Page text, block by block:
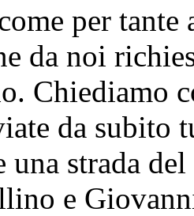
per tante
da noi
Chiediamo
da subito
strada
e